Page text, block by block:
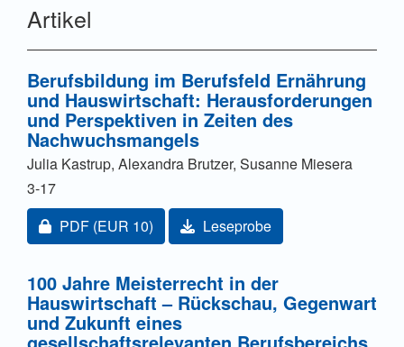
Artikel
Berufsbildung im Berufsfeld Ernährung
und Hauswirtschaft: Herausforderungen
und Perspektiven in Zeiten des
Nachwuchsmangels
Julia Kastrup, Alexandra Brutzer, Susanne Miesera
3-17
Zugang für Abonnent/innen oder durch Zahlung einer
PDF (EUR 10) Leseprobe
100 Jahre Meisterrecht in der
Hauswirtschaft – Rückschau, Gegenwart
und Zukunft eines